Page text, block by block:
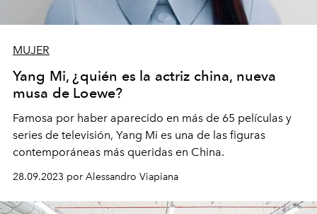
MUJER
Yang Mi, ¿quién es la actriz china, nueva
musa de Loewe?
Famosa por haber aparecido en más de 65 películas y
series de televisión, Yang Mi es una de las figuras
contemporáneas más queridas en China.
28.09.2023 por Alessandro Viapiana